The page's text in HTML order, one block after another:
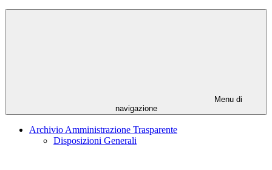
Menu di
navigazione
Archivio Amministrazione Trasparente
Disposizioni Generali